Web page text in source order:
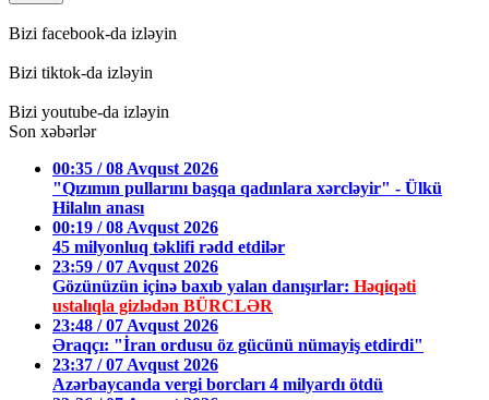
Bizi facebook-da izləyin
Bizi tiktok-da izləyin
Bizi youtube-da izləyin
Son xəbərlər
00:35 / 08 Avqust 2026
"Qızımın pullarını başqa qadınlara xərcləyir" - Ülkü
Hilalın anası
00:19 / 08 Avqust 2026
45 milyonluq təklifi rədd etdilər
23:59 / 07 Avqust 2026
Gözünüzün içinə baxıb yalan danışırlar: Həqiqəti
ustalıqla gizlədən BÜRCLƏR
23:48 / 07 Avqust 2026
Əraqçı: "İran ordusu öz gücünü nümayiş etdirdi"
23:37 / 07 Avqust 2026
Azərbaycanda vergi borcları 4 milyardı ötdü